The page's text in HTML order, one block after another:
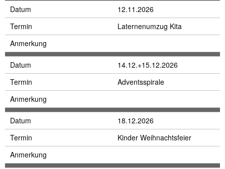
Datum
12.11.2026
Termin
Laternenumzug Kita
Anmerkung
Datum
14.12.+15.12.2026
Termin
Adventsspirale
Anmerkung
Datum
18.12.2026
Termin
Kinder Weihnachtsfeier
Anmerkung